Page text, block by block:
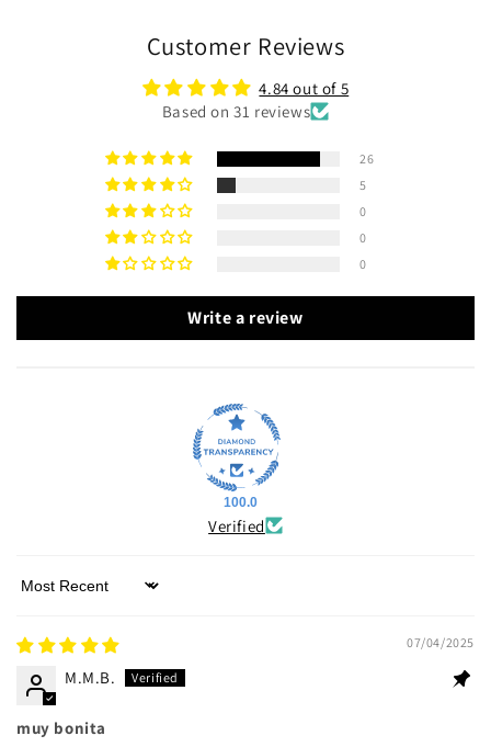
Customer Reviews
4.84 out of 5
Based on 31 reviews
26
5
0
0
0
Write a review
100.0
Verified
Sort by
07/04/2025
M.M.B.
muy bonita